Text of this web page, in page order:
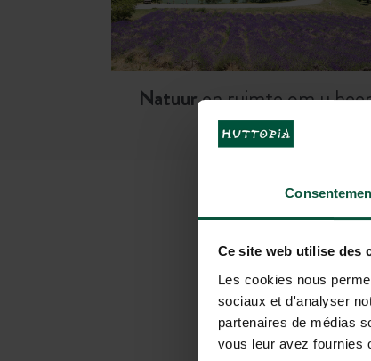
Ce site web utilise des
Les cookies nous
sociaux et d'analyser
partenaires de médias
vous leur avez fournies
Natuuren ruimte om u
UW